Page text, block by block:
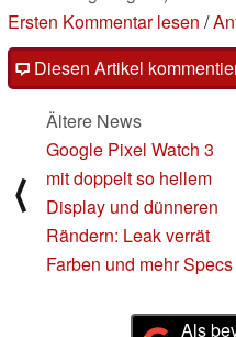
Ersten Kommentar lesen /
Diesen Artikel
⟨
Ältere News
Google Pixel Watch 3
mit doppelt so hellem
Display und dünneren
Rändern: Leak verrät
Farben und mehr Specs
Als